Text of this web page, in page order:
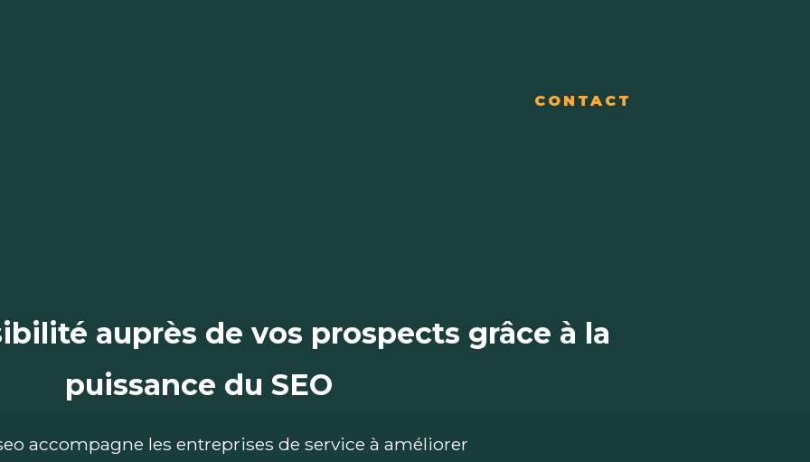
CONTACT
auprès de vos prospects grâce à la
puissance du SEO
accompagne les entreprises de service à améliorer